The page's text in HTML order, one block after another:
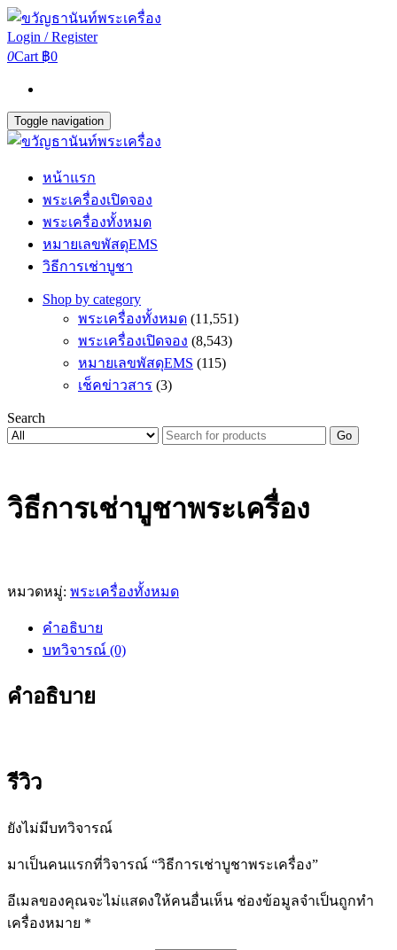
Login / Register
0Cart ฿0
Toggle navigation
หน้าแรก
พระเครื่องเปิดจอง
พระเครื่องทั้งหมด
หมายเลขพัสดุEMS
วิธีการเช่าบูชา
Shop by category
พระเครื่องทั้งหมด (11,551)
พระเครื่องเปิดจอง (8,543)
หมายเลขพัสดุEMS (115)
เช็คข่าวสาร (3)
Search
Go
วิธีการเช่าบูชาพระเครื่อง
หมวดหมู่: พระเครื่องทั้งหมด
คำอธิบาย
บทวิจารณ์ (0)
คำอธิบาย
รีวิว
ยังไม่มีบทวิจารณ์
มาเป็นคนแรกที่วิจารณ์ “วิธีการเช่าบูชาพระเครื่อง”
อีเมลของคุณจะไม่แสดงให้คนอื่นเห็น ช่องข้อมูลจำเป็นถูกทำ
เครื่องหมาย *